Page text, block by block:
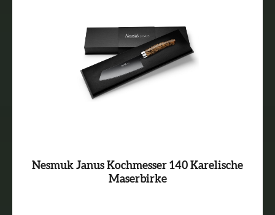
Nesmuk Janus Kochmesser 140 Karelische
Maserbirke